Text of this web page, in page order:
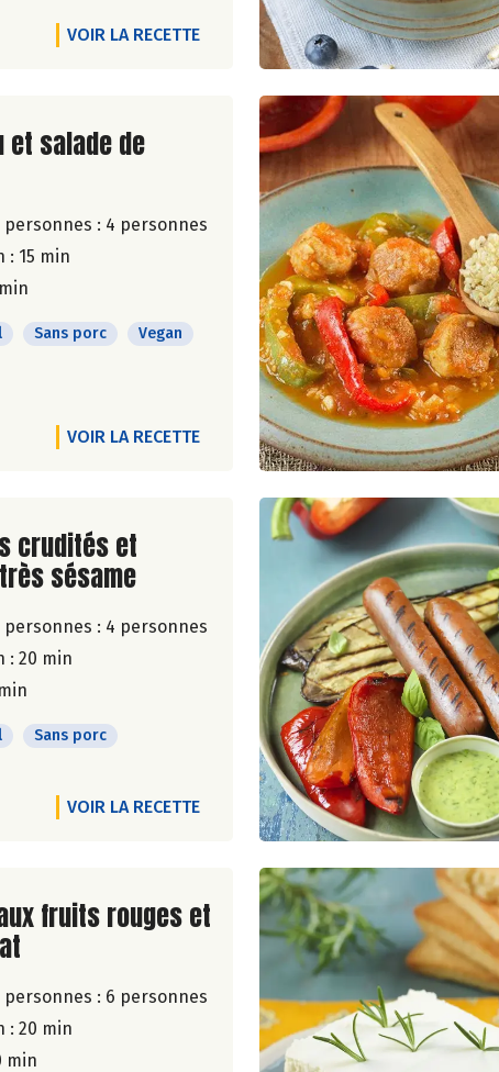
VOIR LA RECETTE
de la recette
et salade de
: 4 personnes
: 15 min
Sans porc
Vegan
VOIR LA RECETTE
de la recette
crudités et
sésame
: 4 personnes
: 20 min
Sans porc
VOIR LA RECETTE
de la recette
fruits rouges et
: 6 personnes
: 20 min
min